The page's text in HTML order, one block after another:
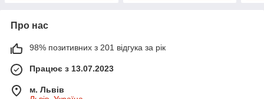
Про нас
98% позитивних з 201 відгука за рік
Працює з 13.07.2023
м. Львів